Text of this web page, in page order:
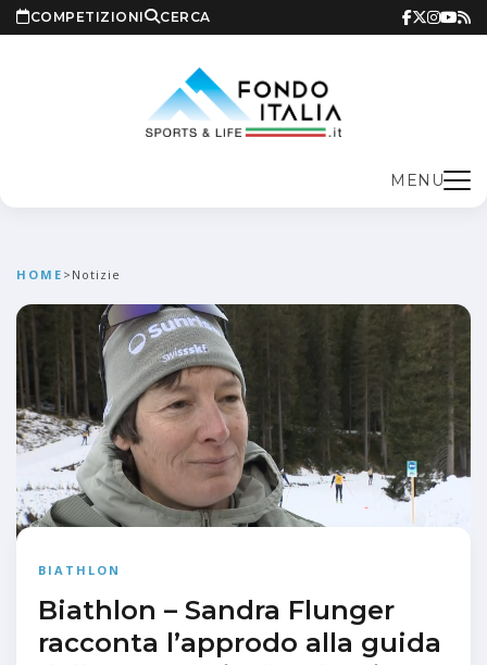
COMPETIZIONI CERCA
MENU
HOME > Notizie
BIATHLON
Biathlon – Sandra Flunger
racconta l’approdo alla guida